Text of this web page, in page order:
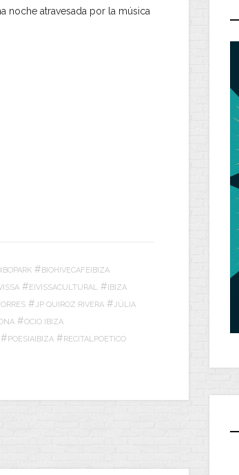
noche atravesada por la música
#BIOHIVECAFEIBIZA
#EIVISSACULTURAL #IBIZA
#JP QUIROZ RIVERA #JÚLIA
#OCIO IBIZA
#POESIAIBIZA #RECITALPOETICO